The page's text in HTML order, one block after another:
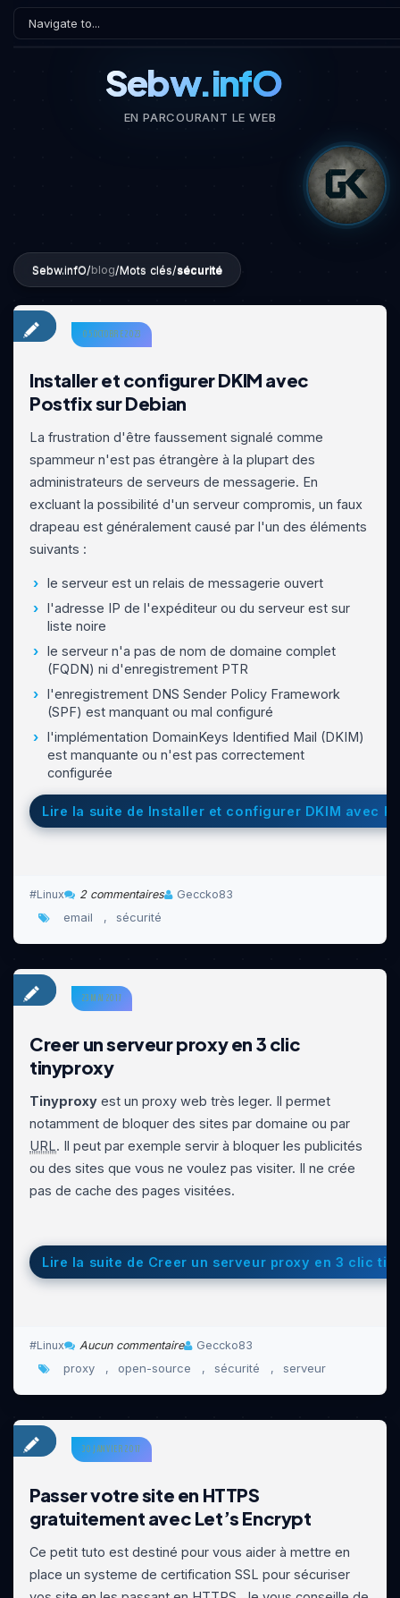
Sebw.infO
EN PARCOURANT LE WEB
Sebw.infO/blog/Mots clés/sécurité
Installer et configurer DKIM avec
Postfix sur Debian
La frustration d'être faussement signalé comme
spammeur n'est pas étrangère à la plupart des
administrateurs de serveurs de messagerie. En
excluant la possibilité d'un serveur compromis, un faux
drapeau est généralement causé par l'un des éléments
suivants :
le serveur est un relais de messagerie ouvert
l'adresse IP de l'expéditeur ou du serveur est sur
liste noire
le serveur n'a pas de nom de domaine complet
(FQDN) ni d'enregistrement PTR
l'enregistrement DNS Sender Policy Framework
(SPF) est manquant ou mal configuré
l'implémentation DomainKeys Identified Mail (DKIM)
est manquante ou n'est pas correctement
configurée
Lire la suite de Installer et configurer DKIM avec
05 OCTOBRE 2023
Linux 2 commentaires Geccko83
email , sécurité
Creer un serveur proxy en 3 clic
tinyproxy
Tinyproxy est un proxy web très leger. Il permet
notamment de bloquer des sites par domaine ou par
URL. Il peut par exemple servir à bloquer les publicités
ou des sites que vous ne voulez pas visiter. Il ne crée
pas de cache des pages visitées.
Lire la suite de Creer un serveur proxy en 3 clic
23 MAI 2017
Linux Aucun commentaire Geccko83
proxy , open-source , sécurité , serveur
Passer votre site en HTTPS
gratuitement avec Let’s Encrypt
Ce petit tuto est destiné pour vous aider à mettre en
place un systeme de certification SSL pour sécuriser
30 JANVIER 2017